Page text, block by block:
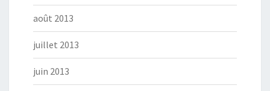
août 2013
juillet 2013
juin 2013